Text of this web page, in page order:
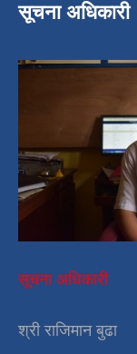
सूचना अधिकारी
सूचना अधिकारी
श्री राजिमान बुढा